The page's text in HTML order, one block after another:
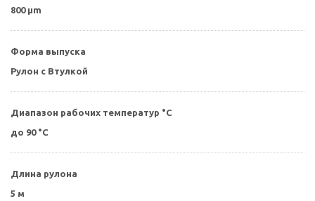
800 µm
Форма выпуска
Рулон с Втулкой
Диапазон рабочих температур °С
до 90 °C
Длина рулона
5 м